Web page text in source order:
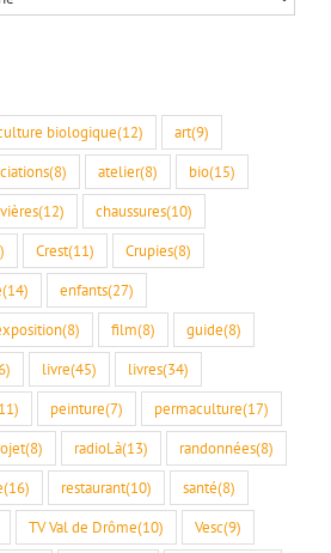
biologique(12) art(9)
(8) atelier(8) bio(15)
(12) chaussures(10)
Crest(11) Crupies(8)
(14) enfants(27)
(8) film(8) guide(8)
livre(45) livres(34)
peinture(7) permaculture(17)
(8) radioLà(13) randonnées(8)
(16) restaurant(10) santé(8)
TV Val de Drôme(10) Vesc(9)